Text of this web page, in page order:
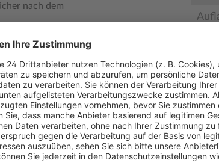
nach dem
Für jeden
Lehrbuch.
zur
im Handwerk.
Zur schnellen
Lehrbuchreihe